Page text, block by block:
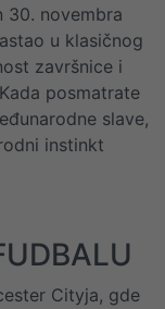
30. novembra
u klasičnog
završnice i
posmatrate
slave,
instinkt
Cityja, gde